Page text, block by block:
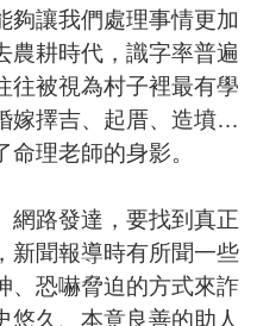
夠讓我們處理事情更加
農耕時代，識字率普遍
往被視為村子裡最有學
嫁擇吉、起厝、造墳…
理老師的身影。
網路發達，要找到真正
新聞報導時有所聞一些
、恐嚇脅迫的方式來詐
悠久、本意良善的助人